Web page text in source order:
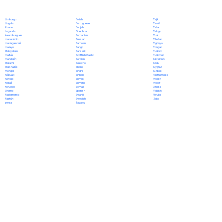
Limburgo
Lingala
lituano
Luganda
luxemburgués
macedónio
madagascarí
malayo
Malayalam
maltés
mandarín
Marathi
Marshallés
mongol
Náhuatl
Navajo
nepalí
noruego
Oromo
Papiamento
Pastún
persa
Polish
Portuguese
Punjabi
Quechua
Romanian
Russian
Samoan
Sango
Sanskrit
Scottish Gaelic
Serbian
Sesotho
Shona
Sindhi
Sinhala
Slovak
Slovene
Somali
Spanish
Swahili
Swedish
Tagalog
Tajik
Tamil
Tatar
Telugu
Thai
Tibetan
Tigrinya
Tongan
Turkish
Turkmen
Ukrainian
Urdu
Uyghur
Uzbek
Vietnamese
Welsh
Wolof
Xhosa
Yiddish
Yoruba
Zulu